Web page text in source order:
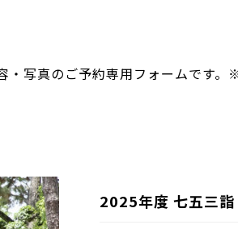
・写真のご予約専用フォームです
2025年度 七五三